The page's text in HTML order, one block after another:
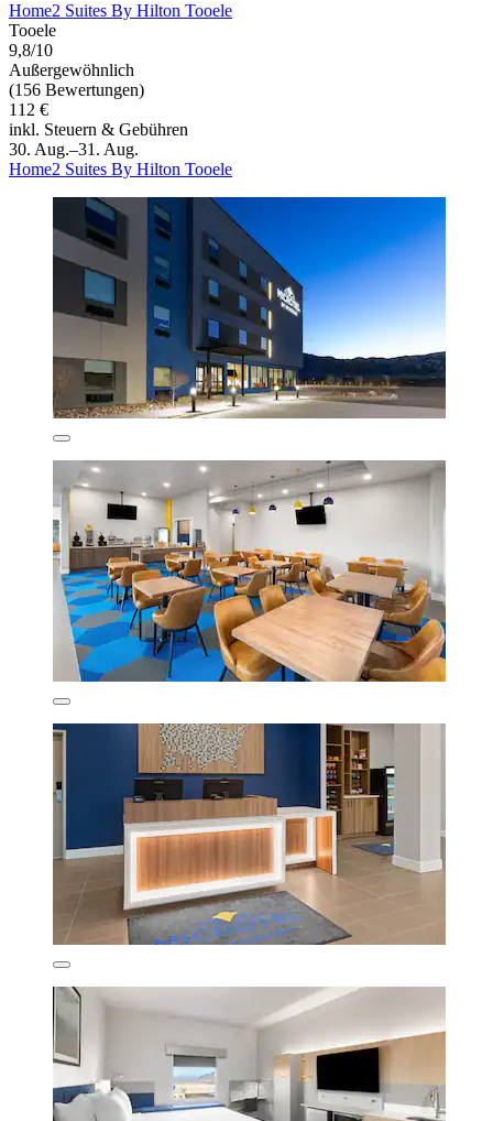
Home2 Suites By Hilton Tooele
Tooele
9,8/10
Außergewöhnlich
(156 Bewertungen)
112 €
inkl. Steuern & Gebühren
30. Aug.–31. Aug.
Home2 Suites By Hilton Tooele